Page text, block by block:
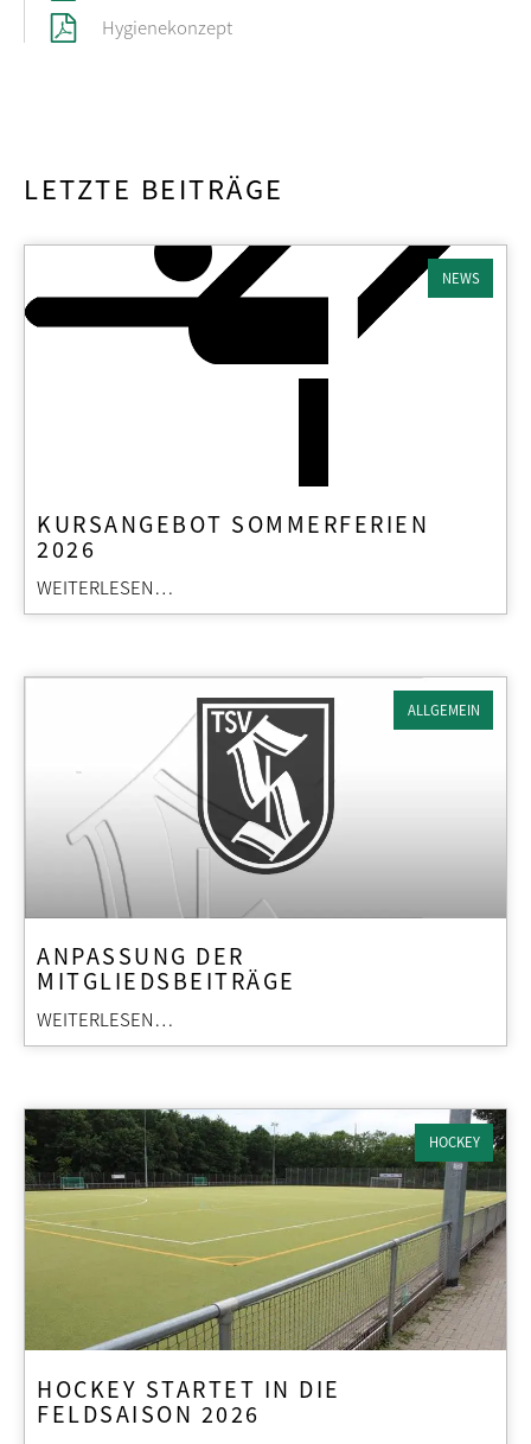
Hygienekonzept
LETZTE BEITRÄGE
NEWS
KURSANGEBOT SOMMERFERIEN
2026
WEITERLESEN…
ALLGEMEIN
ANPASSUNG DER
MITGLIEDSBEITRÄGE
WEITERLESEN…
HOCKEY
HOCKEY STARTET IN DIE
FELDSAISON 2026